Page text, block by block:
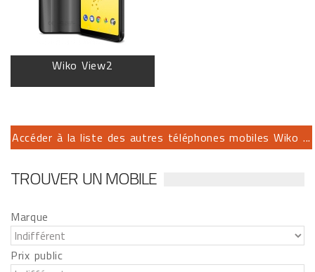
Wiko View2
Accéder à la liste des autres téléphones mobiles Wiko ...
TROUVER UN MOBILE
Marque
Prix public